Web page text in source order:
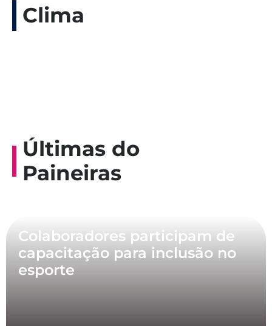
Clima
Últimas do
Paineiras
Colaboradores participam de
capacitação para inclusão no
esporte